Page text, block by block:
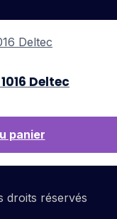
Deltec
panier
droits réservés